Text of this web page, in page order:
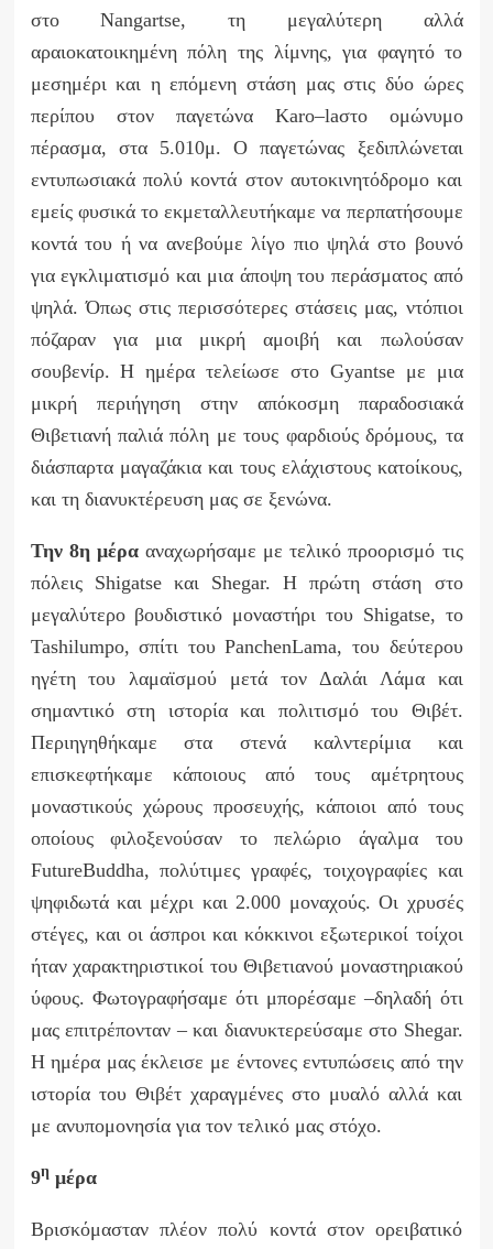
στοNangartse, τη μεγαλύτερη αλλά
αραιοκατοικημένη πόλη της λίμνης, για φαγητό το
μεσημέρι και η επόμενη στάση μας στις δύο ώρες
περίπου στον παγετώνα Karo–laστο ομώνυμο
πέρασμα, στα 5.010μ. Ο παγετώνας ξεδιπλώνεται
εντυπωσιακά πολύ κοντά στον αυτοκινητόδρομο και
εμείς φυσικά το εκμεταλλευτήκαμε να περπατήσουμε
κοντά του ή να ανεβούμε λίγο πιο ψηλά στο βουνό
για εγκλιματισμό και μια άποψη του περάσματος από
ψηλά. Όπως στις περισσότερες στάσεις μας, ντόπιοι
πόζαραν για μια μικρή αμοιβή και πωλούσαν
σουβενίρ. Η ημέρα τελείωσε στο Gyantseμε μια
μικρή περιήγηση στην απόκοσμη παραδοσιακά
Θιβετιανή παλιά πόλη με τους φαρδιούς δρόμους, τα
διάσπαρτα μαγαζάκια και τους ελάχιστους κατοίκους,
και τη διανυκτέρευση μας σε ξενώνα.
Την 8η μέρααναχωρήσαμε με τελικό προορισμό τις
πόλεις Shigatseκαι Shegar. Η πρώτη στάση στο
μεγαλύτερο βουδιστικό μοναστήρι του Shigatse, το
Tashilumpo, σπίτι τουPanchenLama, του δεύτερου
ηγέτη του λαμαϊσμού μετά τον Δαλάι Λάμα και
σημαντικό στη ιστορία και πολιτισμό του Θιβέτ.
Περιηγηθήκαμε στα στενά καλντερίμια και
επισκεφτήκαμε κάποιους από τους αμέτρητους
μοναστικούς χώρους προσευχής, κάποιοι από τους
οποίους φιλοξενούσαν το πελώριο άγαλμα του
FutureBuddha, πολύτιμες γραφές, τοιχογραφίες και
ψηφιδωτά και μέχρι και 2.000 μοναχούς. Οι χρυσές
στέγες, και οι άσπροι και κόκκινοι εξωτερικοί τοίχοι
ήταν χαρακτηριστικοί του Θιβετιανού μοναστηριακού
ύφους. Φωτογραφήσαμε ότι μπορέσαμε –δηλαδή ότι
μας επιτρέπονταν – και διανυκτερεύσαμε στο Shegar.
Hημέρα μας έκλεισε με έντονες εντυπώσεις από την
ιστορία του Θιβέτ χαραγμένες στο μυαλό αλλά και
με ανυπομονησία για τον τελικό μας στόχο.
9ημέρα
Βρισκόμασταν πλέον πολύ κοντά στον ορειβατικό